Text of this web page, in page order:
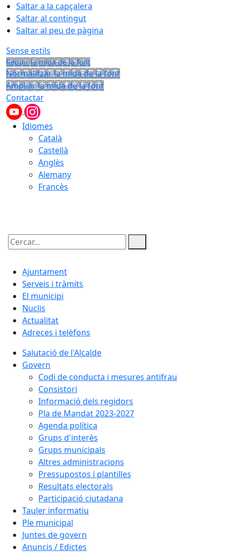
Saltar a la capçalera
Saltar al contingut
Saltar al peu de pàgina
Sense estils
Reduir la mida de la font
Normalitzar la mida de la font
Ampliar la mida de la font
Contactar
Idiomes
Català
Castellà
Anglès
Alemany
Francès
Cercar:
Ajuntament
Serveis i tràmits
El municipi
Nuclis
Actualitat
Adreces i telèfons
Salutació de l'Alcalde
Govern
Codi de conducta i mesures antifrau
Consistori
Informació dels regidors
Pla de Mandat 2023-2027
Agenda política
Grups d'interès
Grups municipals
Altres administracions
Pressupostos i plantilles
Resultats electorals
Participació ciutadana
Tauler informatiu
Ple municipal
Juntes de govern
Anuncis / Edictes